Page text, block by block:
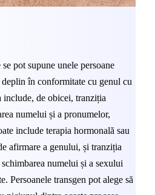
pot supune unele persoane
în conformitate cu genul cu
include, de obicei, tranziția
numelui și a pronumelor,
include terapia hormonală sau
afirmare a genului, și tranziția
numelui și a sexului
Persoanele transgen pot alege să